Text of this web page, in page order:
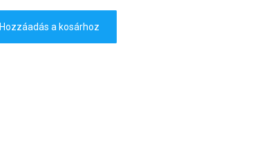
Hozzáadás a kosárhoz